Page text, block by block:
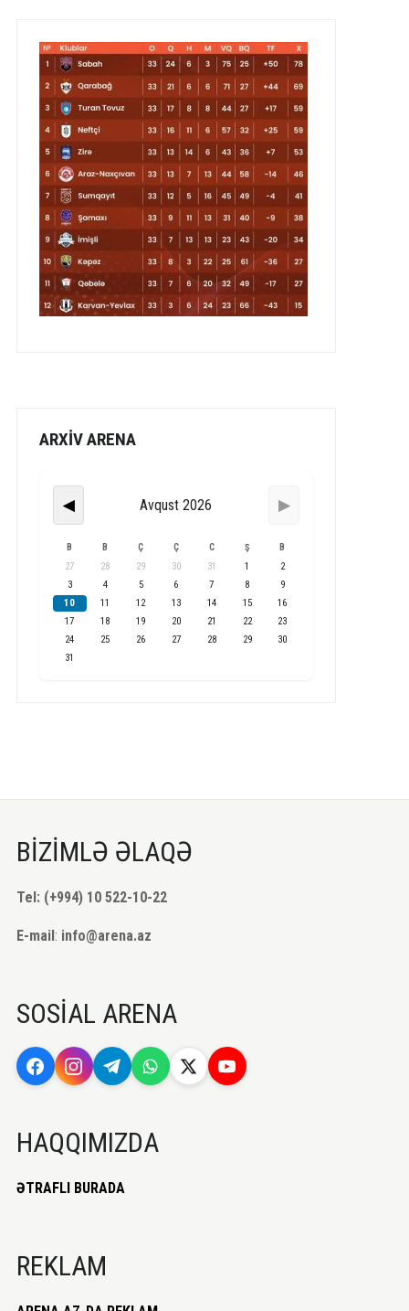
ARXİV ARENA
◀ Avqust 2026 ▶
B B Ç Ç C Ş B
27 28 29 30 31 1
2
3
4 5 6 7 8
9
10
11 12 13 14 15
16
17
18 19 20 21 22
23
24
25 26 27 28 29
30
31
BİZİMLƏ ƏLAQƏ
Tel: (+994) 10 522-10-22
E-mail: info@arena.az
SOSİAL ARENA
HAQQIMIZDA
ƏTRAFLI BURADA
REKLAM